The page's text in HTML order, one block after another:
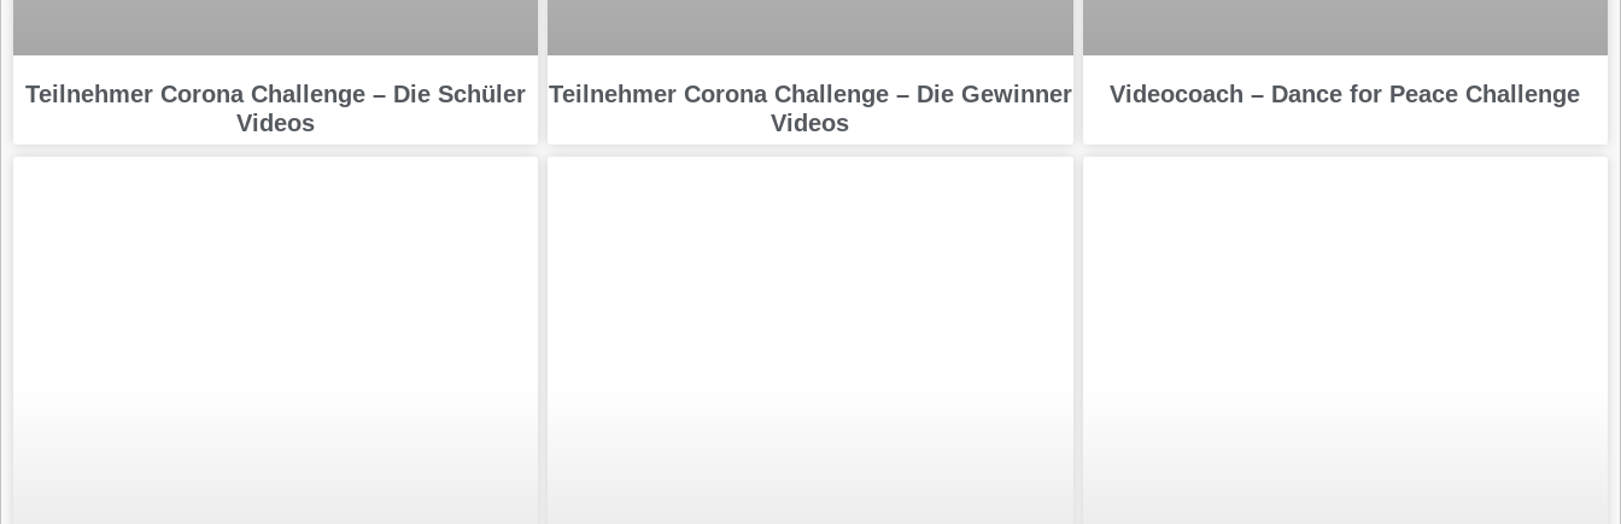
Teilnehmer Corona Challenge – Die Schüler
Videos
Teilnehmer Corona Challenge – Die Gewinner
Videos
Videocoach – Dance for Peace Challenge